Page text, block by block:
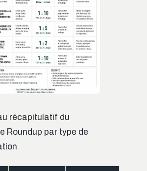
récapitulatif du
Roundup par type de